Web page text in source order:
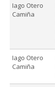
Iago Otero
Camiña
Iago Otero
Camiña